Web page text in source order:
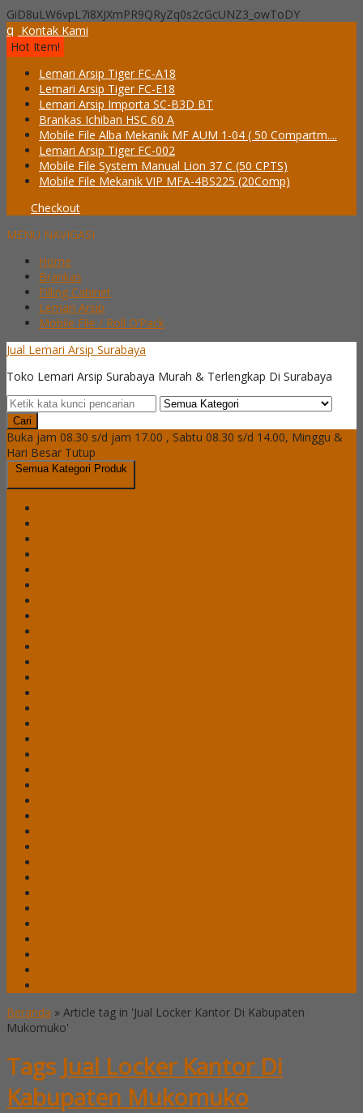
GiD8uLW6vpL7i8XJXmPR9QRyZq0s2cGcUNZ3_owToDY
q Kontak Kami
Hot Item!
Lemari Arsip Tiger FC-A18
Lemari Arsip Tiger FC-E18
Lemari Arsip Importa SC-B3D BT
Brankas Ichiban HSC 60 A
Mobile File Alba Mekanik MF AUM 1-04 ( 50 Compartm....
Lemari Arsip Tiger FC-002
Mobile File System Manual Lion 37 C (50 CPTS)
Mobile File Mekanik VIP MFA-4BS225 (20Comp)
Checkout
MENU NAVIGASI
Home
Brankas
Filling Cabinet
Lemari Arsip
Mobile File / Roll O’Pack
Jual Lemari Arsip Surabaya
Toko Lemari Arsip Surabaya Murah & Terlengkap Di Surabaya
Cari
Buka jam 08.30 s/d jam 17.00 , Sabtu 08.30 s/d 14.00, Minggu &
Hari Besar Tutup
Semua Kategori Produk
Beranda » Article tag in 'Jual Locker Kantor Di Kabupaten
Mukomuko'
Tags Jual Locker Kantor Di
Kabupaten Mukomuko